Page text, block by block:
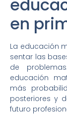
en
La educación
sentar las
de
educación
más
posteriores y
futuro